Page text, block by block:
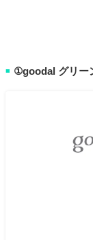
■ ①goodal グリー